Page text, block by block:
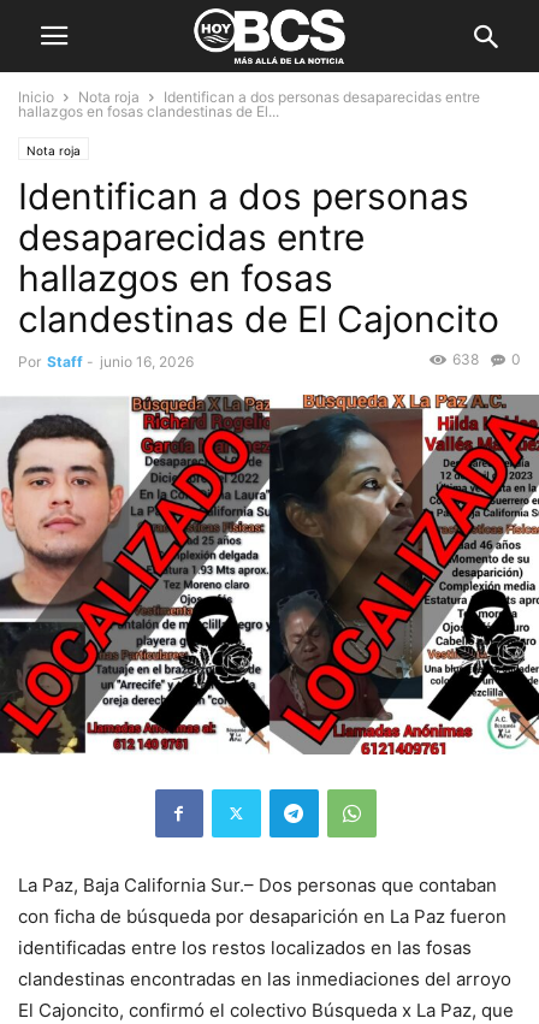
Inicio Nota roja
Identifican a dos personas desaparecidas entre
hallazgos en fosas clandestinas de El...
Nota roja
Identifican a dos personas
desaparecidas entre
hallazgos en fosas
clandestinas de El Cajoncito
Por Staff - junio 16, 2026 0
638
La Paz, Baja California Sur.– Dos personas que contaban
con ficha de búsqueda por desaparición en La Paz fueron
identificadas entre los restos localizados en las fosas
clandestinas encontradas en las inmediaciones del arroyo
El Cajoncito, confirmó el colectivo Búsqueda x La Paz, que